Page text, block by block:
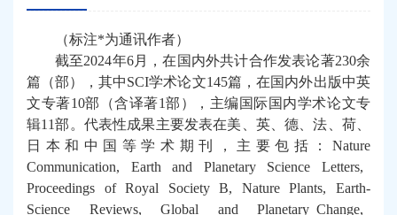
（标注*为通讯作者）
截至2024年6月，在国内外共计合作发表论著230余
篇（部），其中SCI学术论文145篇，在国内外出版中英
文专著10部（含译著1部），主编国际国内学术论文专
辑11部。代表性成果主要发表在美、英、德、法、荷、
日本和中国等学术期刊，主要包括： Nature
Communication, Earth and Planetary Science Letters,
Proceedings of Royal Society B, Nature Plants, Earth-
Science Reviews, Global and Planetary Change,